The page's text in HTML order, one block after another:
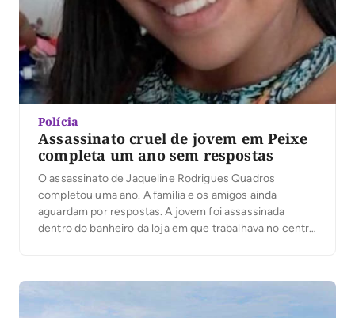
Polícia
Assassinato cruel de jovem em Peixe
completa um ano sem respostas
O assassinato de Jaqueline Rodrigues Quadros
completou uma ano. A família e os amigos ainda
aguardam por respostas. A jovem foi assassinada
dentro do banheiro da loja em que trabalhava no centro
vendedora foi amordaçada, […]